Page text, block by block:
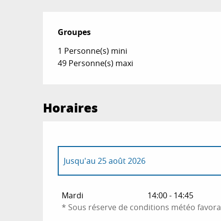
Groupes
Groupes
1 Personne(s) mini
49 Personne(s) maxi
Horaires
Jusqu'au 25 août 2026
Mardi
14:00 - 14:45
* Sous réserve de conditions météo